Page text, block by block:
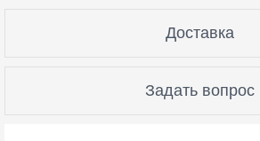
Доставка
Задать вопрос